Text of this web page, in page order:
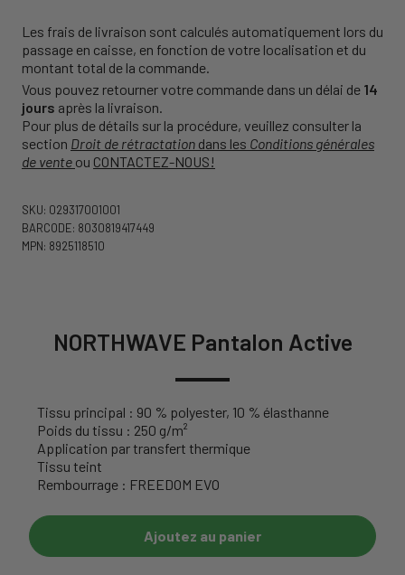
Les frais de livraison sont calculés automatiquement lors du
passage en caisse, en fonction de votre localisation et du
montant total de la commande.
Vous pouvez retourner votre commande dans un délai de 14
jours après la livraison.
Pour plus de détails sur la procédure, veuillez consulter la
section Droit de rétractation dans les Conditions générales
de vente ou CONTACTEZ-NOUS!
SKU: 029317001001
BARCODE: 8030819417449
MPN: 8925118510
NORTHWAVE Pantalon Active
Tissu principal : 90 % polyester, 10 % élasthanne
Poids du tissu : 250 g/m²
Application par transfert thermique
Tissu teint
Rembourrage : FREEDOM EVO
Ajoutez au panier